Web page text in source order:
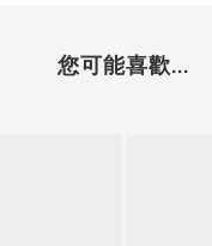
您可能喜歡...